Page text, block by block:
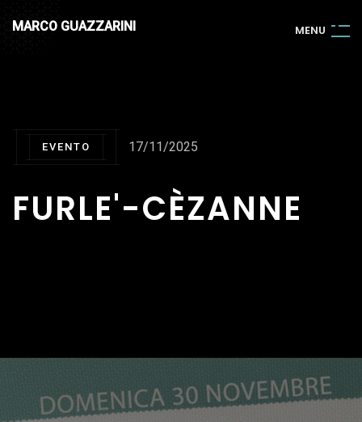
MARCO GUAZZARINI MENU
EVENTO 17/11/2025
FURLE'-CÈZANNE